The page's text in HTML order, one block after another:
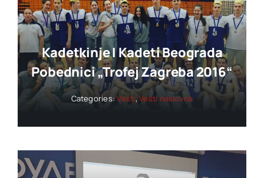
Kadetkinje I Kadeti Beograda
Pobednici „trofej Zagreba 2016“
Categories:Vesti,Vesti naslovna